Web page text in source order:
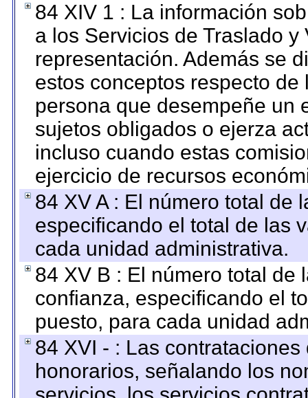
84 XIV 1 : La información
a los Servicios de Traslado
representación. Además se
estos conceptos respecto
persona que desempeñe un
sujetos obligados o ejerza
incluso cuando estas
ejercicio de recursos
84 XV A : El número total de
especificando el total de las
cada unidad administrativa.
84 XV B : El número total de
confianza, especificando el
puesto, para cada unidad
84 XVI - : Las
honorarios, señalando los